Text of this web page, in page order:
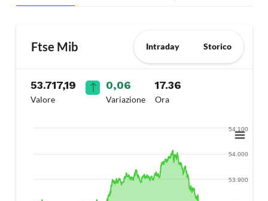
Ftse Mib Intraday Storico
53.717,19
Valore
0,06
Variazione
17.36
Ora
53.900
54.000
54.100